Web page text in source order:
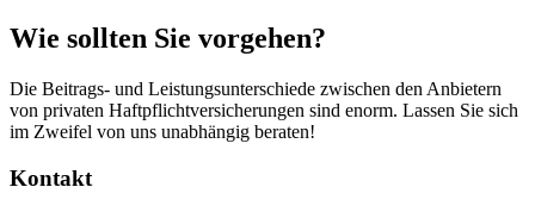
Wie sollten Sie vorgehen?
Die Beitrags- und Leistungsunterschiede zwischen den Anbietern
von privaten Haftpflichtversicherungen sind enorm. Lassen Sie sich
im Zweifel von uns unabhängig beraten!
Kontakt